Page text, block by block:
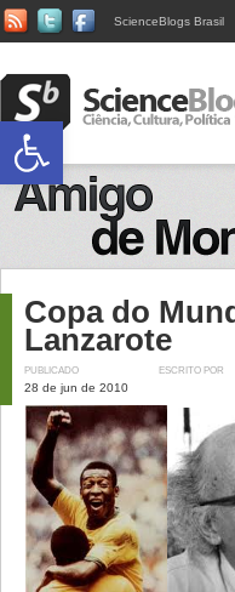
ScienceBlogs Brasil
Copa do
Lanzarote
PUBLICADO
28 de jun de 2010
ESCRITO POR
Abrir a barra